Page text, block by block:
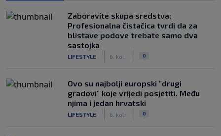
Zaboravite skupa sredstva:
Profesionalna čistačica tvrdi da za
blistave podove trebate samo dva
sastojka
LIFESTYLE 6. kol. 0
Ovo su najbolji europski "drugi
gradovi" koje vrijedi posjetiti. Među
njima i jedan hrvatski
LIFESTYLE 6. kol. 0